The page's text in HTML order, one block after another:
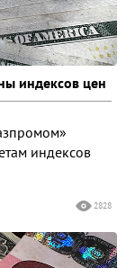
индексов цен
индексов
2828